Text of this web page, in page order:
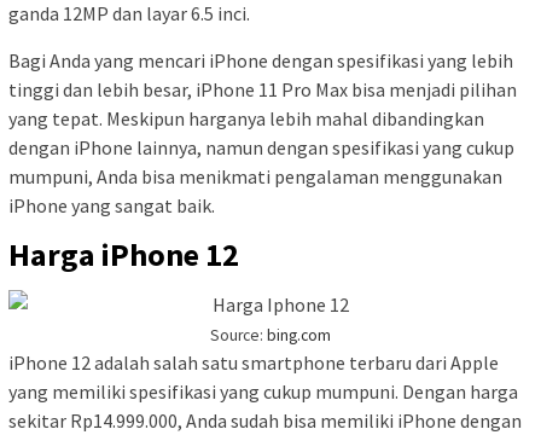
ganda 12MP dan layar 6.5 inci.
Bagi Anda yang mencari iPhone dengan spesifikasi yang lebih
tinggi dan lebih besar, iPhone 11 Pro Max bisa menjadi pilihan
yang tepat. Meskipun harganya lebih mahal dibandingkan
dengan iPhone lainnya, namun dengan spesifikasi yang cukup
mumpuni, Anda bisa menikmati pengalaman menggunakan
iPhone yang sangat baik.
Harga iPhone 12
Source: bing.com
iPhone 12 adalah salah satu smartphone terbaru dari Apple
yang memiliki spesifikasi yang cukup mumpuni. Dengan harga
sekitar Rp14.999.000, Anda sudah bisa memiliki iPhone dengan